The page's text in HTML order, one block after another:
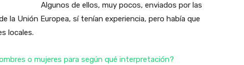
Algunos de ellos, muy pocos, enviados por las
la Unión Europea, sí tenían experiencia, pero había que
locales.
o mujeres para según qué interpretación?